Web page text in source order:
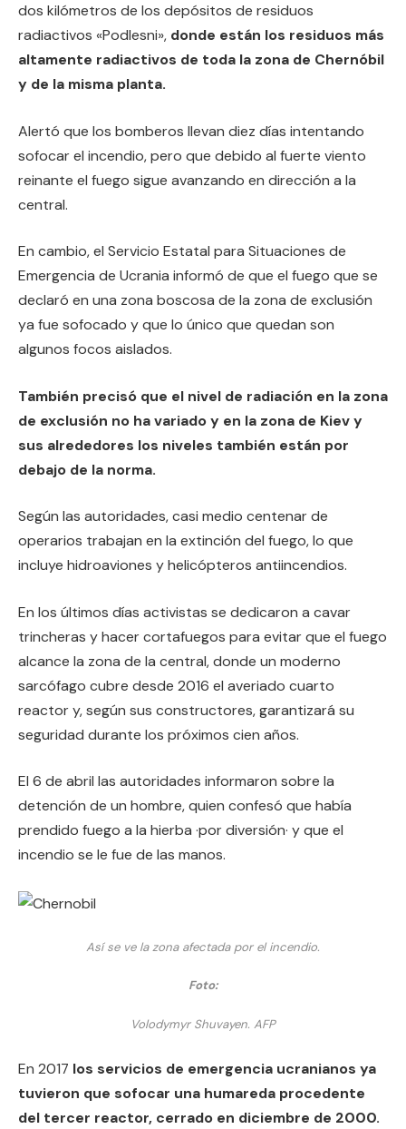
dos kilómetros de los depósitos de residuos
radiactivos «Podlesni», donde están los residuos más
altamente radiactivos de toda la zona de Chernóbil
y de la misma planta.
Alertó que los bomberos llevan diez días intentando
sofocar el incendio, pero que debido al fuerte viento
reinante el fuego sigue avanzando en dirección a la
central.
En cambio, el Servicio Estatal para Situaciones de
Emergencia de Ucrania informó de que el fuego que se
declaró en una zona boscosa de la zona de exclusión
ya fue sofocado y que lo único que quedan son
algunos focos aislados.
También precisó que el nivel de radiación en la zona
de exclusión no ha variado y en la zona de Kiev y
sus alrededores los niveles también están por
debajo de la norma.
Según las autoridades, casi medio centenar de
operarios trabajan en la extinción del fuego, lo que
incluye hidroaviones y helicópteros antiincendios.
En los últimos días activistas se dedicaron a cavar
trincheras y hacer cortafuegos para evitar que el fuego
alcance la zona de la central, donde un moderno
sarcófago cubre desde 2016 el averiado cuarto
reactor y, según sus constructores, garantizará su
seguridad durante los próximos cien años.
El 6 de abril las autoridades informaron sobre la
detención de un hombre, quien confesó que había
prendido fuego a la hierba ·por diversión· y que el
incendio se le fue de las manos.
Así se ve la zona afectada por el incendio.
Foto:
Volodymyr Shuvayen. AFP
En 2017 los servicios de emergencia ucranianos ya
tuvieron que sofocar una humareda procedente
del tercer reactor, cerrado en diciembre de 2000.